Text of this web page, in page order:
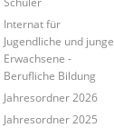
Internat für
Jugendliche und junge
Erwachsene -
Berufliche Bildung
Jahresordner 2026
Jahresordner 2025